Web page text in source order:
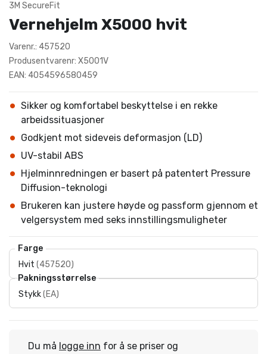
3M SecureFit
Vernehjelm X5000 hvit
Varenr.: 457520
Produsentvarenr: X5001V
EAN: 4054596580459
Sikker og komfortabel beskyttelse i en rekke
arbeidssituasjoner
Godkjent mot sideveis deformasjon (LD)
UV-stabil ABS
Hjelminnredningen er basert på patentert Pressure
Diffusion-teknologi
Brukeren kan justere høyde og passform gjennom et
velgersystem med seks innstillingsmuligheter
Farge
Hvit (457520)
Pakningsstørrelse
Stykk(EA)
Du må logge inn for å se priser og